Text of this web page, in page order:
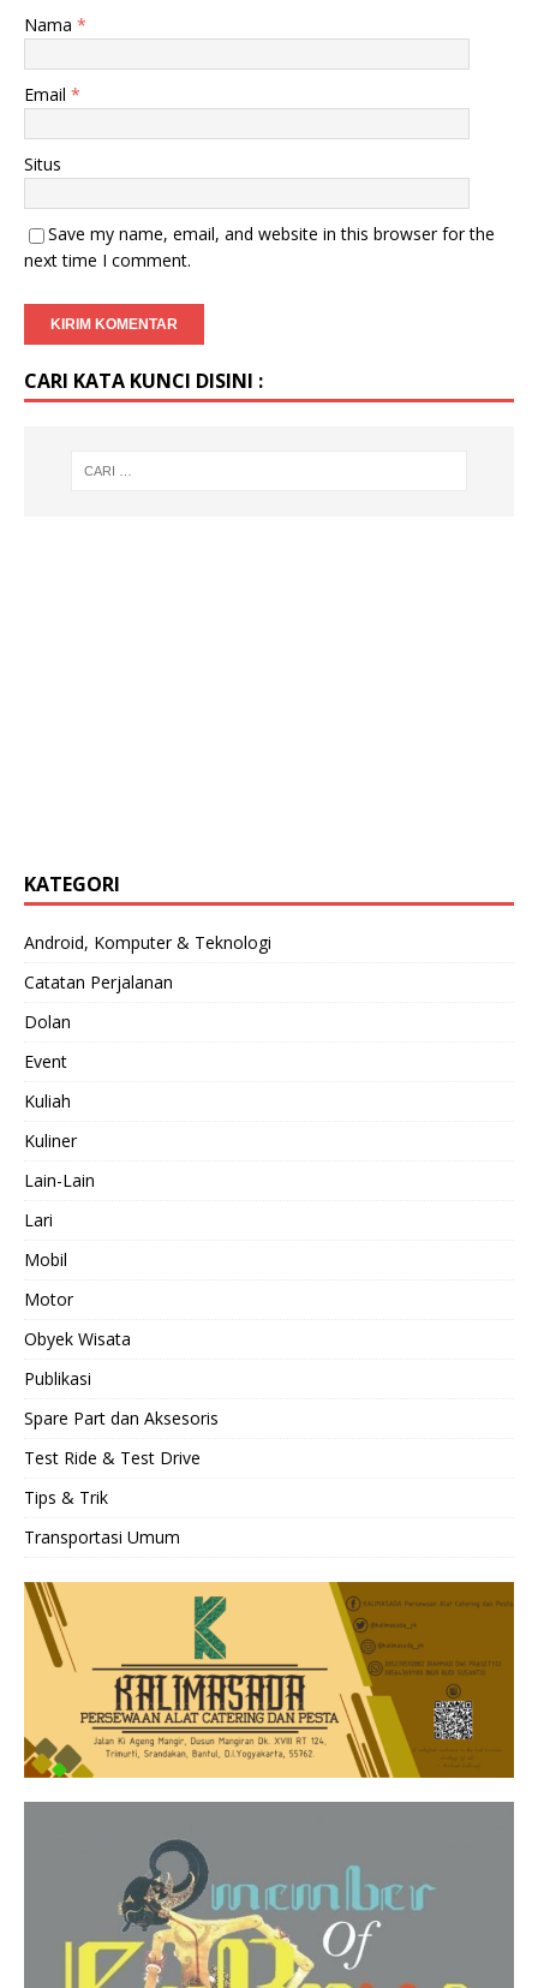
Nama *
Email *
Situs
Save my name, email, and website in this browser for the
next time I comment.
CARI KATA KUNCI DISINI :
KATEGORI
Android, Komputer & Teknologi
Catatan Perjalanan
Dolan
Event
Kuliah
Kuliner
Lain-Lain
Lari
Mobil
Motor
Obyek Wisata
Publikasi
Spare Part dan Aksesoris
Test Ride & Test Drive
Tips & Trik
Transportasi Umum